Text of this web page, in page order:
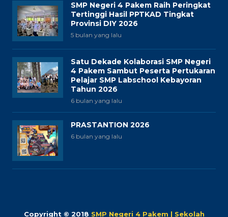
SMP Negeri 4 Pakem Raih Peringkat
Tertinggi Hasil PPTKAD Tingkat
Provinsi DIY 2026
5 bulan yang lalu
Satu Dekade Kolaborasi SMP Negeri
4 Pakem Sambut Peserta Pertukaran
Pelajar SMP Labschool Kebayoran
Tahun 2026
6 bulan yang lalu
PRASTANTION 2026
6 bulan yang lalu
Copyright © 2018 SMP Negeri 4 Pakem | Sekolah